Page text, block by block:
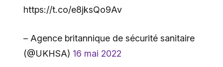
https://t.co/e8jksQo9Av
– Agence britannique de sécurité sanitaire
(@UKHSA) 16 mai 2022